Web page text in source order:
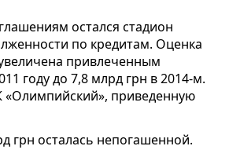
остался стадион
по кредитам. Оценка
привлеченным
году до 7,8 млрд грн в 2014-м.
приведенную
грн осталась непогашенной.